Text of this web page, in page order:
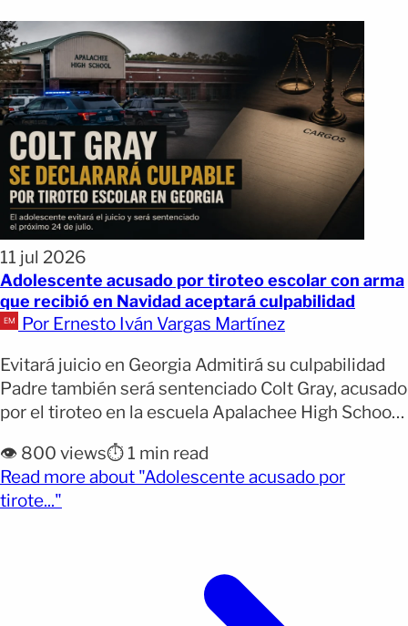
11 jul 2026
Adolescente acusado por tiroteo escolar con arma
que recibió en Navidad aceptará culpabilidad
Por Ernesto Iván Vargas Martínez
Evitará juicio en Georgia Admitirá su culpabilidad
Padre también será sentenciado Colt Gray, acusado
por el tiroteo en la escuela Apalachee High School
mes. La decisión evitará el juicio previsto para
octubre y permitirá que el caso avance
directamente hacia la sentencia. El adolescente
👁️ 800 views⏱️ 1 min read
Read more about "Adolescente acusado por
tirote..."